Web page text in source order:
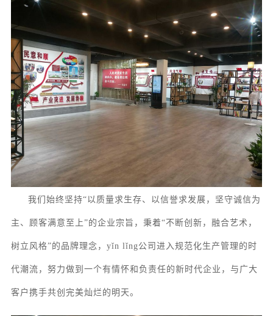
我们始终坚持“以质量求生存、以信誉求发展，坚守诚信为
主、顾客满意至上”的企业宗旨，秉着“不断创新，融合艺术，
树立风格”的品牌理念，yǐn lǐng公司进入规范化生产管理的时
代潮流，努力做到一个有情怀和负责任的新时代企业，与广大
客户携手共创完美灿烂的明天。